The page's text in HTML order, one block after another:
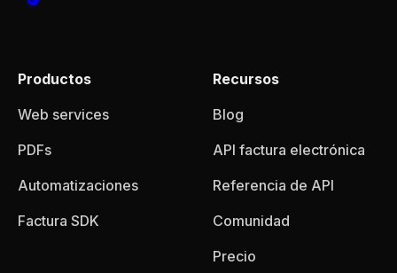
Productos
Web services
PDFs
Automatizaciones
Factura SDK
Recursos
Blog
API factura electrónica
Referencia de API
Comunidad
Precio